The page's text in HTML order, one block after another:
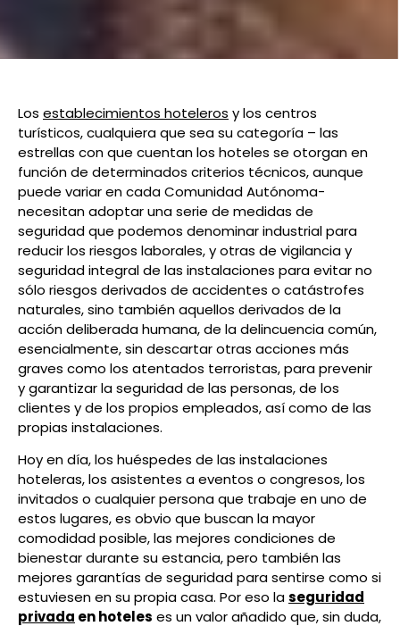
Los establecimientos hoteleros y los centros
turísticos, cualquiera que sea su categoría – las
estrellas con que cuentan los hoteles se otorgan en
función de determinados criterios técnicos, aunque
puede variar en cada Comunidad Autónoma-
necesitan adoptar una serie de medidas de
seguridad que podemos denominar industrial para
reducir los riesgos laborales, y otras de vigilancia y
seguridad integral de las instalaciones para evitar no
sólo riesgos derivados de accidentes o catástrofes
naturales, sino también aquellos derivados de la
acción deliberada humana, de la delincuencia común,
esencialmente, sin descartar otras acciones más
graves como los atentados terroristas, para prevenir
y garantizar la seguridad de las personas, de los
clientes y de los propios empleados, así como de las
propias instalaciones.
Hoy en día, los huéspedes de las instalaciones
hoteleras, los asistentes a eventos o congresos, los
invitados o cualquier persona que trabaje en uno de
estos lugares, es obvio que buscan la mayor
comodidad posible, las mejores condiciones de
bienestar durante su estancia, pero también las
mejores garantías de seguridad para sentirse como si
estuviesen en su propia casa. Por eso laseguridad
privada en hoteles es un valor añadido que, sin duda,